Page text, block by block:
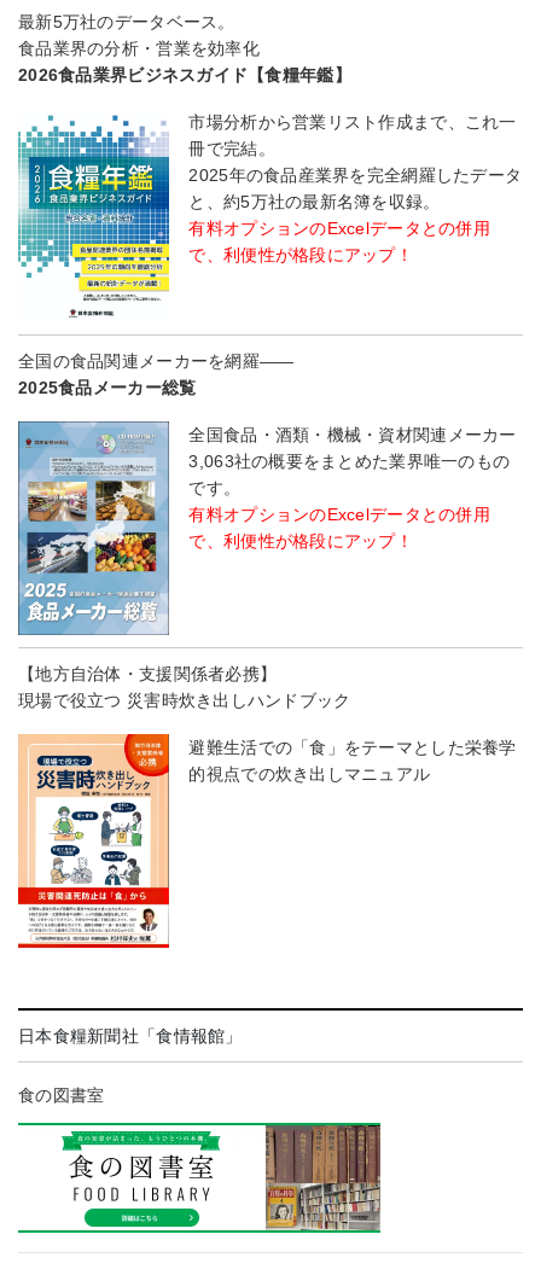
最新5万社のデータベース。
食品業界の分析・営業を効率化
2026食品業界ビジネスガイド【食糧年鑑】
市場分析から営業リスト作成まで、これ一
冊で完結。
2025年の食品産業界を完全網羅したデータ
と、約5万社の最新名簿を収録。
有料オプションのExcelデータとの併用
で、利便性が格段にアップ！
全国の食品関連メーカーを網羅――
2025食品メーカー総覧
全国食品・酒類・機械・資材関連メーカー
3,063社の概要をまとめた業界唯一のもの
です。
有料オプションのExcelデータとの併用
で、利便性が格段にアップ！
【地方自治体・支援関係者必携】
現場で役立つ 災害時炊き出しハンドブック
避難生活での「食」をテーマとした栄養学
的視点での炊き出しマニュアル
日本食糧新聞社「食情報館」
食の図書室